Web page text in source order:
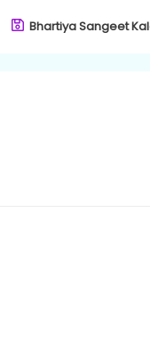
Bhartiya Sangeet